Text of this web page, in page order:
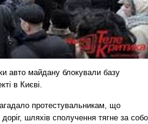
авто майдану блокували базу
в Києві.
протестувальникам, що
шляхів сполучення тягне за